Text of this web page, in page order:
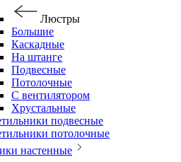
Люстры
Большие
Каскадные
На штанге
Подвесные
Потолочные
С вентилятором
Хрустальные
подвесные
потолочные
настенные